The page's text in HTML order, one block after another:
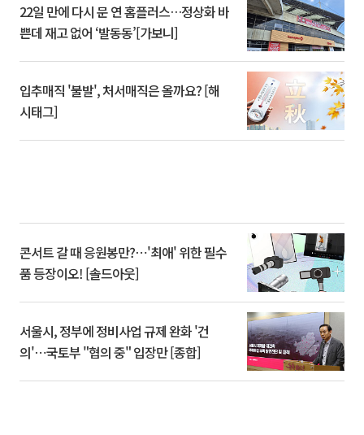
22일 만에 다시 문 연 홈플러스…정상화 바
쁜데 재고 없어 ‘발동동’[가보니]
입추매직 '불발', 처서매직은 올까요? [해
시태그]
콘서트 갈 때 응원봉만?⋯'최애' 위한 필수
품 등장이오! [솔드아웃]
서울시, 정부에 정비사업 규제 완화 '건
의'⋯국토부 "협의 중" 입장만 [종합]